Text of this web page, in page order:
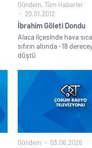
Gündem, Tüm Haberler
20.01.2012
İbrahim Göleti Dondu
Alaca ilçesinde hava
sıfırın altında -18
düştü
Gündem 03.06.2026